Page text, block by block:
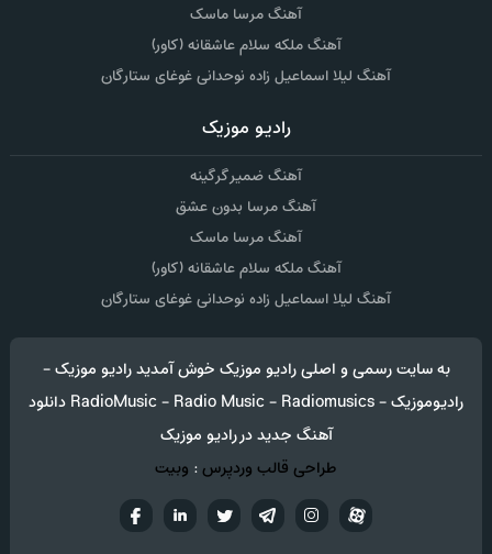
آهنگ مرسا ماسک
آهنگ ملکه سلام عاشقانه (کاور)
آهنگ لیلا اسماعیل زاده نوحدانی غوغای ستارگان
رادیو موزیک
آهنگ ضمیر گرگینه
آهنگ مرسا بدون عشق
آهنگ مرسا ماسک
آهنگ ملکه سلام عاشقانه (کاور)
آهنگ لیلا اسماعیل زاده نوحدانی غوغای ستارگان
به سایت رسمی و اصلی رادیو موزیک خوش آمدید رادیو موزیک -
رادیوموزیک - RadioMusic - Radio Music - Radiomusics دانلود
آهنگ جدید در رادیو موزیک
طراحی قالب وردپرس: وبیت
تويترتلگراماینستاگرام آپارات